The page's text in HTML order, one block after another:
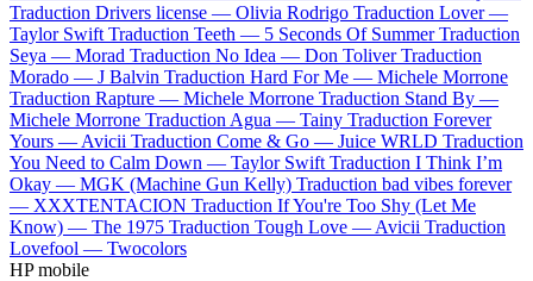
Traduction Drivers license — Olivia Rodrigo Traduction Lover —
Taylor Swift Traduction Teeth — 5 Seconds Of Summer Traduction
Seya — Morad Traduction No Idea — Don Toliver Traduction
Morado — J Balvin Traduction Hard For Me — Michele Morrone
Traduction Rapture — Michele Morrone Traduction Stand By —
Michele Morrone Traduction Agua — Tainy Traduction Forever
Yours — Avicii Traduction Come & Go — Juice WRLD Traduction
You Need to Calm Down — Taylor Swift Traduction I Think I’m
Okay — MGK (Machine Gun Kelly) Traduction bad vibes forever
— XXXTENTACION Traduction If You're Too Shy (Let Me
Know) — The 1975 Traduction Tough Love — Avicii Traduction
Lovefool — Twocolors
HP mobile